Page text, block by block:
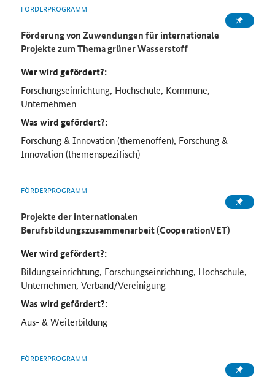
FÖRDERPROGRAMM
Förderung von Zuwendungen für internationale
Projekte zum Thema grüner Wasserstoff
Wer wird gefördert?:
Forschungseinrichtung, Hochschule, Kommune,
Unternehmen
Was wird gefördert?:
Forschung & Innovation (themenoffen), Forschung &
Innovation (themenspezifisch)
FÖRDERPROGRAMM
Projekte der internationalen
Berufsbildungszusammenarbeit (CooperationVET)
Wer wird gefördert?:
Bildungseinrichtung, Forschungseinrichtung, Hochschule,
Unternehmen, Verband/Vereinigung
Was wird gefördert?:
Aus- & Weiterbildung
FÖRDERPROGRAMM